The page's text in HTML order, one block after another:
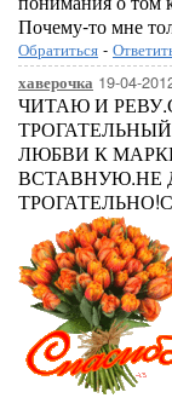
Почему-то мне
Обратиться -
хаверочка 19-04-
ЧИТАЮ И
ЛЮБВИ К
ВСТАВНУЮ.НЕ